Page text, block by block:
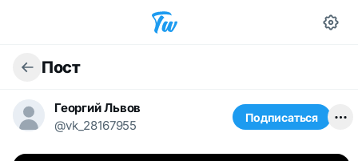
Пост
Георгий Львов
@vk_28167955
Подписаться